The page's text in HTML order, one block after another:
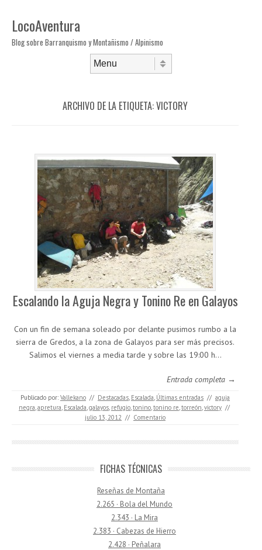
LocoAventura
Blog sobre Barranquismo y Montañismo / Alpinismo
ARCHIVO DE LA ETIQUETA:VICTORY
Escalando la Aguja Negra y Tonino Re en Galayos
Con un fin de semana soleado por delante pusimos rumbo a la
sierra de Gredos, a la zona de Galayos para ser más precisos.
Salimos el viernes a media tarde y sobre las 19:00 h…
Entrada completa →
Publicado por: Vallekano // Destacadas, Escalada, Últimas entradas // aguja
negra,apretura, Escalada,galayos, refugio,tonino,tonino re,torreón,victory //
julio 13, 2012 // Comentario
FICHAS TÉCNICAS
Reseñas de Montaña
2.265 · Bola del Mundo
2.343 · La Mira
2.383 · Cabezas de Hierro
2.428 · Peñalara